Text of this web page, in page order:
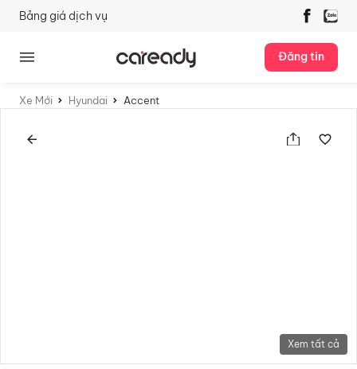
Bảng giá dịch vụ
Đăng tin
Xe Mới Hyundai Accent
Xem tất cả